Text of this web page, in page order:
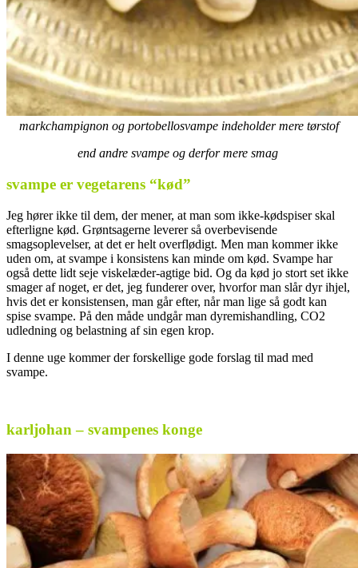
markchampignon og portobellosvampe indeholder mere tørstof
end andre svampe og derfor mere smag
svampe er vegetarens “kød”
Jeg hører ikke til dem, der mener, at man som ikke-kødspiser skal
efterligne kød. Grøntsagerne leverer så overbevisende
smagsoplevelser, at det er helt overflødigt. Men man kommer ikke
uden om, at svampe i konsistens kan minde om kød. Svampe har
også dette lidt seje viskelæder-agtige bid. Og da kød jo stort set ikke
smager af noget, er det, jeg funderer over, hvorfor man slår dyr ihjel,
hvis det er konsistensen, man går efter, når man lige så godt kan
spise svampe. På den måde undgår man dyremishandling, CO2
udledning og belastning af sin egen krop.
I denne uge kommer der forskellige gode forslag til mad med
svampe.
karljohan – svampenes konge